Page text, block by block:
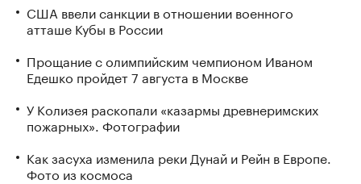
США ввели санкции в отношении военного
атташе Кубы в России
Прощание с олимпийским чемпионом Иваном
Едешко пройдет 7 августа в Москве
У Колизея раскопали «казармы древнеримских
пожарных». Фотографии
Как засуха изменила реки Дунай и Рейн в Европе.
Фото из космоса